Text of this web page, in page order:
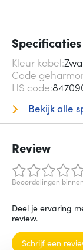
Specificaties
Kleur kabel
Code
HS code
Bekijk alle
Review
Beoordelingen
Deel je ervaring
review.
Schrijf een